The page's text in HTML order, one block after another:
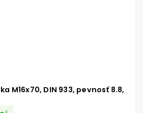
M16x70, DIN 933, pevnosť 8.8,